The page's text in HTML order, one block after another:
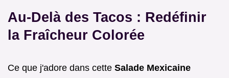
Au-Delà des Tacos : Redéfinir
la Fraîcheur Colorée
Ce que j'adore dans cette Salade Mexicaine